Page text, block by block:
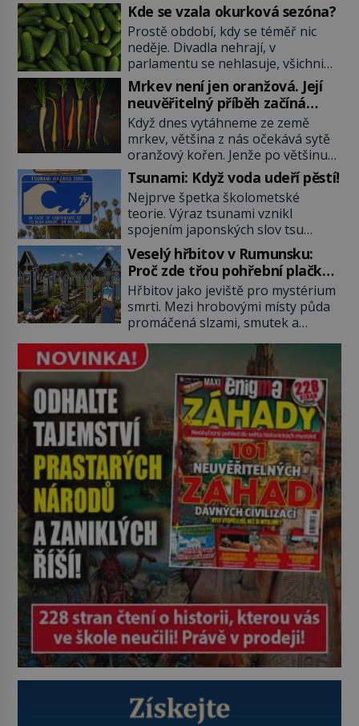
Kde se vzala okurková sezóna?
Prostě období, kdy se téměř nic
neděje. Divadla nehrají, v
parlamentu se nehlasuje, všichni
jsou na dovolené a média tak
nemají o čem mluvit a psát. A
vymýšlejí si proto témata, které
nikoho nezajímají. Proč je však ona
letní doba spojovaná zrovna s
okurkami? Okurkovou sezónu
známe už od poloviny 19. století,
ovšem jako Češi […]
Mrkev není jen oranžová. Její
neuvěřitelný příběh začíná
fialovou barvou
Když dnes vytáhneme ze země
mrkev, většina z nás očekává sytě
oranžový kořen. Jenže po většinu
své historie je mrkev všechno
možné, jen ne oranžová. Je fialová,
žlutá, bílá, někdy dokonce téměř
černá. Až díky stovkám let
pečlivého šlechtění se z ní stává
zelenina, bez které si českou
zahradu ani nedokážeme
představit. Její příběh je […]
Tsunami: Když voda udeří pěstí!
Nejprve špetka školometské
teorie. Výraz tsunami vznikl
spojením japonských slov tsu
(přístav) a nami (vlna). Jedná se o
dlouhou vlnu, která je na volném
moři takřka nepostřehnutelná.
Ačkoli je vlnová délka tsunami i 300
kilometrů, výška vlny na volném
moři je maximálně 1,5 metru.
Máme se podobné obří vlny obávat
i v Evropě? Vznik tsunami si […]
Veselý hřbitov v Rumunsku:
Proč zde třou pohřební plačky
bídu s nouzí?
Hřbitov jako jeviště pro mystérium
smrti. Mezi hrobovými místy půda
promáčená slzami, smutek a
Jsou ale výjimky, kde pohřební
plačky smutně žmoulají kapesníky
nikoli při smutečním obřadu, ale
při pohledu na výši vyměřené
podpory v nezaměstnanosti. Kam
vás pozveme? Unikátní hřbitov,
který si vysloužil název „Veselý“,
najdeme v rumunské vesnici
Sapanta, nedaleko hranic […]